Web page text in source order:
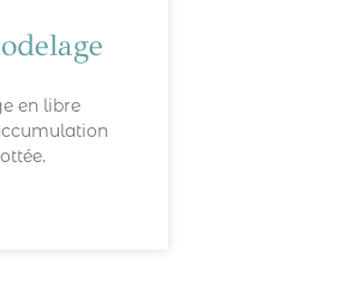
en libre